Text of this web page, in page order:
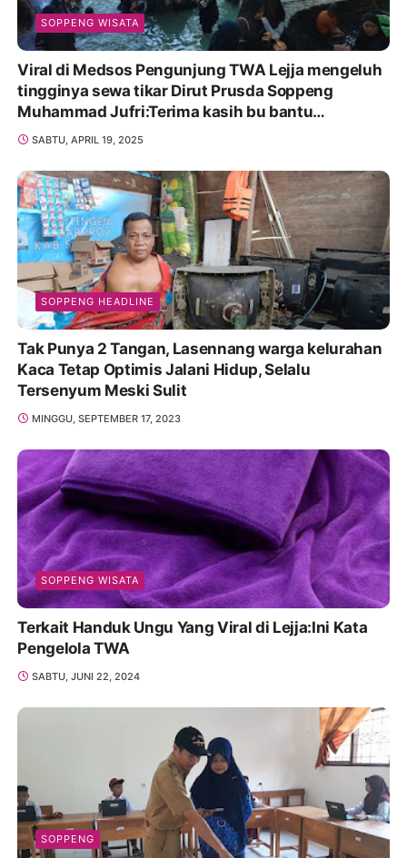
SOPPENG WISATA
Viral di Medsos Pengunjung TWA Lejja mengeluh
tingginya sewa tikar Dirut Prusda Soppeng
Muhammad Jufri:Terima kasih bu bantu
Promosikan
SABTU, APRIL 19, 2025
SOPPENG HEADLINE
Tak Punya 2 Tangan, Lasennang warga kelurahan
Kaca Tetap Optimis Jalani Hidup, Selalu
Tersenyum Meski Sulit
MINGGU, SEPTEMBER 17, 2023
SOPPENG WISATA
Terkait Handuk Ungu Yang Viral di Lejja:Ini Kata
Pengelola TWA
SABTU, JUNI 22, 2024
SOPPENG